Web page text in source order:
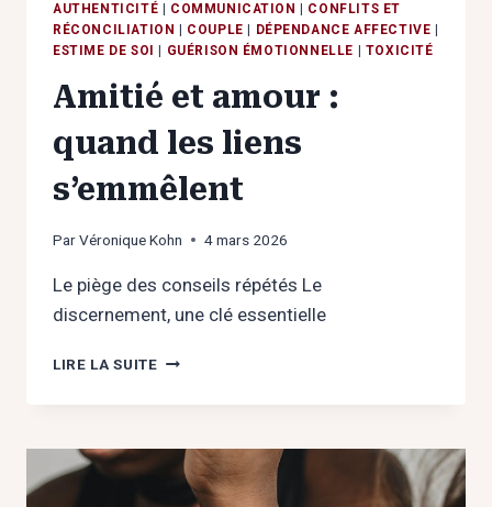
AUTHENTICITÉ COMMUNICATION
CONFLITS ET
RÉCONCILIATION
COUPLE DÉPENDANCE AFFECTIVE
ESTIME DE SOI
GUÉRISON ÉMOTIONNELLE TOXICITÉ
Amitié et amour :
quand les liens
s’emmêlent
ParVéronique Kohn 4 mars 2026
Le piège des conseils répétés Le
discernement, une clé essentielle
LIRE LA SUITEAMITIÉ
QUAND
LES
LIENS